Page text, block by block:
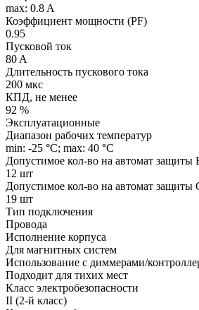
max: 0.8 A
Коэффициент мощности (PF)
0.95
Пусковой ток
80 A
Длительность пускового тока
200 мкс
КПД, не менее
92 %
Эксплуатационные
Диапазон рабочих температур
min: -25 °C; max: 40 °C
Допустимое кол-во на автомат защиты
12 шт
Допустимое кол-во на автомат защиты
19 шт
Тип подключения
Провода
Исполнение корпуса
Для магнитных систем
Использование с диммерами/
Подходит для тихих мест
Класс электробезопасности
II (2-й класс)